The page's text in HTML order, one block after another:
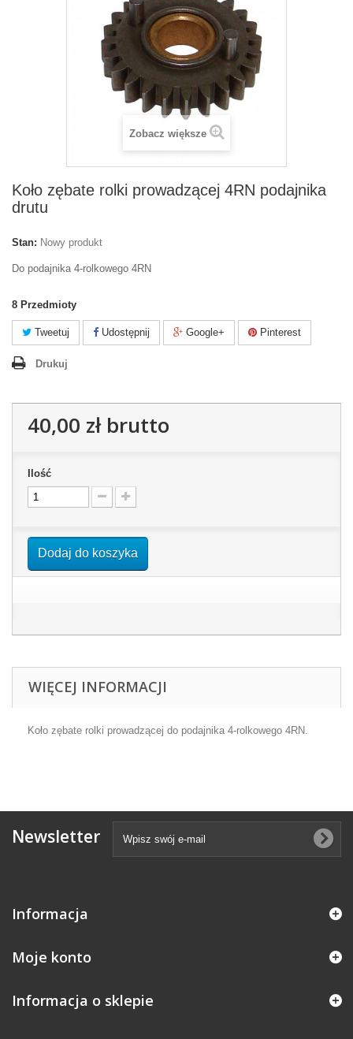
Zobacz większe
Koło zębate rolki prowadzącej 4RN podajnika
drutu
Stan: Nowy produkt
Do podajnika 4-rolkowego 4RN
8 Przedmioty
Tweetuj Udostępnij Google+ Pinterest
Drukuj
40,00 złbrutto
Ilość
Dodaj do koszyka
WIĘCEJ INFORMACJI
Koło zębate rolki prowadzącej do podajnika 4-rolkowego 4RN.
Newsletter
Informacja
Moje konto
Informacja o sklepie